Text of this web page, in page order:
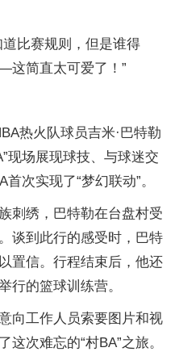
比赛规则，但是谁得
简直太可爱了！”
热火队球员吉米·巴特勒
现场展现球技、与球迷交
次实现了“梦幻联动”。
刺绣，巴特勒在台盘村受
谈到此行的感受时，巴特
置信。行程结束后，他还
行的篮球训练营。
向工作人员索要图片和视
次难忘的“村BA”之旅。